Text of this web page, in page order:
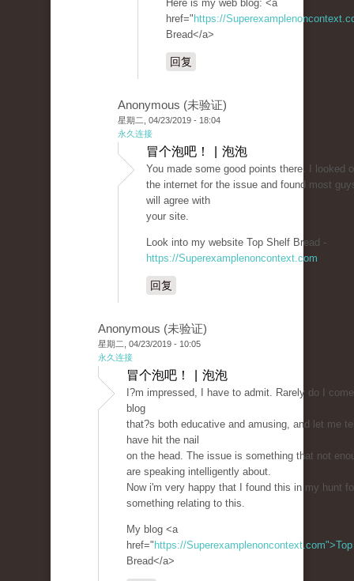
Here is my web blog: <a
href=" https://
Bread</a>
回复
Anonymous (未验证)
星期二, 04/23/2019 - 18:04
永久连接
冒个泡吧！ | 泡泡
You made some good points there. I looked
the internet for the issue and found most
will agree with
your site.
Look into my website Top Shelf Bread -
https://Superexamplenoncontext.com
回复
Anonymous (未验证)
星期二, 04/23/2019 - 10:05
永久连接
冒个泡吧！ | 泡泡
I?m impressed, I have to admit. Rarely do I
blog
that?s both educative and amusing, and let me
have hit the nail
on the head. The issue is something that not
are speaking intelligently about.
Now i'm very happy that I found this in my hunt
something relating to this.
My blog <a
href=" https://Superexamplenoncontext.com">Top
Bread</a>